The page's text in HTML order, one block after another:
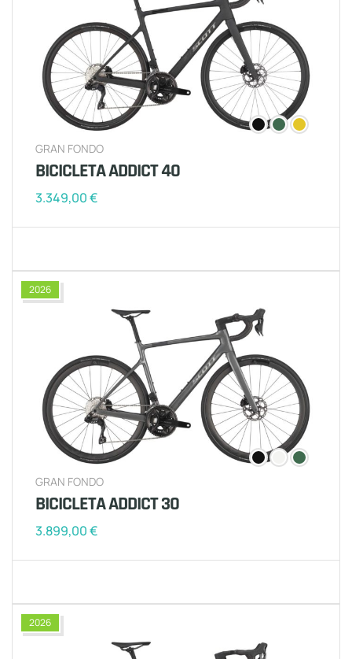
GRAN FONDO
BICICLETA ADDICT 40
3.349,00€
2026
GRAN FONDO
BICICLETA ADDICT 30
3.899,00€
2026